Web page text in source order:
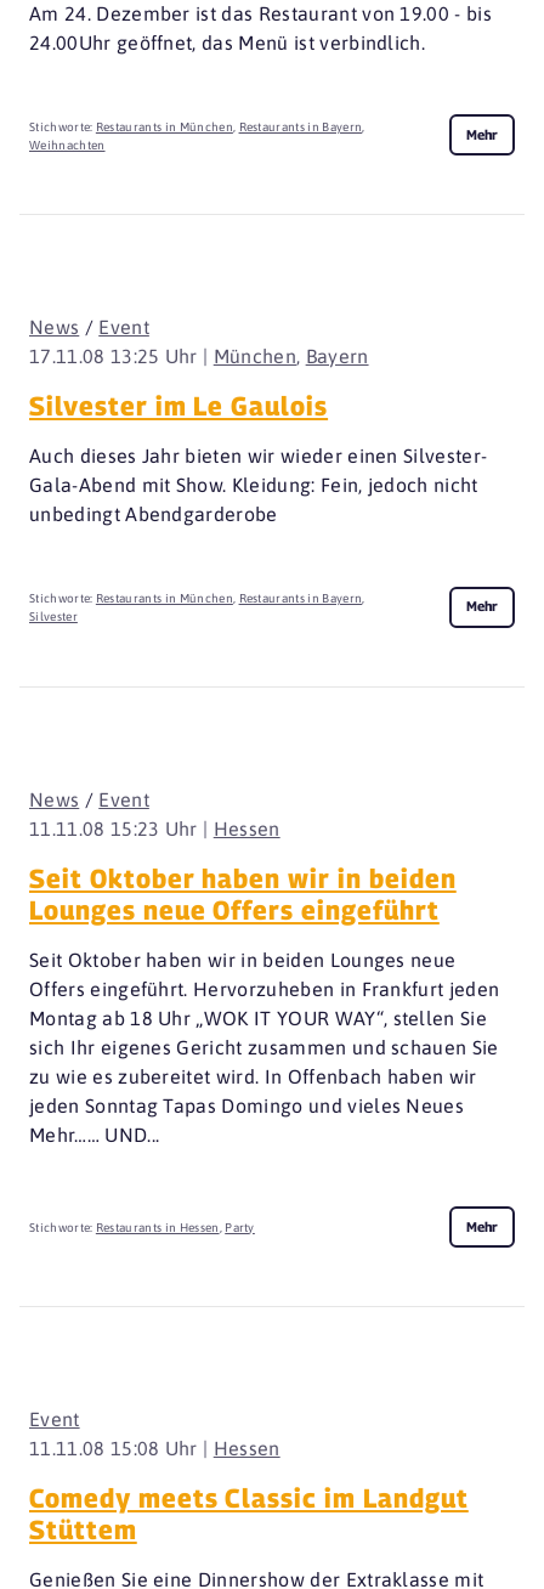
Am 24. Dezember ist das Restaurant von 19.00 - bis
24.00Uhr geöffnet, das Menü ist verbindlich.
Stichworte: Restaurants in München Restaurants in Bayern
Weihnachten
Mehr
17.11.08 13:25 Uhr | München, Bayern
News / Event
Silvester im Le Gaulois
Auch dieses Jahr bieten wir wieder einen Silvester-
Gala-Abend mit Show. Kleidung: Fein, jedoch nicht
unbedingt Abendgarderobe
Stichworte: Restaurants in München Restaurants in Bayern
Silvester
Mehr
11.11.08 15:23 Uhr | Hessen
News / Event
Seit Oktober haben wir in beiden
Lounges neue Offers eingeführt
Seit Oktober haben wir in beiden Lounges neue
Offers eingeführt. Hervorzuheben in Frankfurt jeden
Montag ab 18 Uhr „WOK IT YOUR WAY“, stellen Sie
sich Ihr eigenes Gericht zusammen und schauen Sie
zu wie es zubereitet wird. In Offenbach haben wir
jeden Sonntag Tapas Domingo und vieles Neues
Mehr…… UND...
Stichworte: Restaurants in Hessen Party Mehr
11.11.08 15:08 Uhr | Hessen
Event
Comedy meets Classic im Landgut
Stüttem
Genießen Sie eine Dinnershow der Extraklasse mit